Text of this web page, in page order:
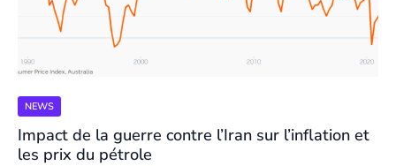
NEWS
Impact de la guerre contre l’Iran sur l’inflation et
les prix du pétrole